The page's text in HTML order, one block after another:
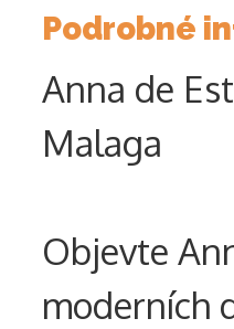
Podrobné
Anna de
Malaga
Objevte
moderních